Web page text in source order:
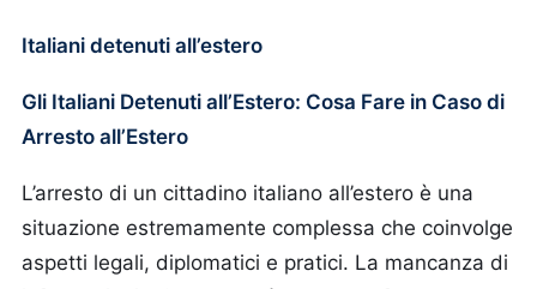
Italiani detenuti all’estero
Gli Italiani Detenuti all’Estero: Cosa Fare in Caso di
Arresto all’Estero
L’arresto di un cittadino italiano all’estero è una
situazione estremamente complessa che coinvolge
aspetti legali, diplomatici e pratici. La mancanza di